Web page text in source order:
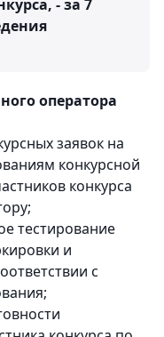
- за 7
оператора
заявок на
конкурсной
конкурса
тестирование
и
с